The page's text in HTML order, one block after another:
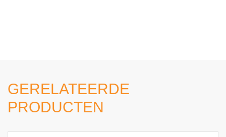
GERELATEERDE
PRODUCTEN